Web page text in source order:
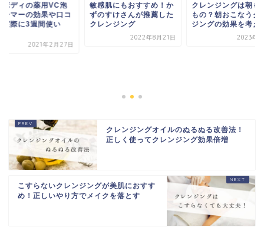
肌にもおすすめ！か
すけさんが推薦した
ンジング
クレンジングは朝もする
もの？朝おこなうクレン
ジングの効果を考え
2023年1月4日
クレンジングオイルのぬるぬる改善法！
正しく使ってクレンジング効果倍増
こすらないクレンジングが美肌におすす
め！正しいやり方でメイクを落とす